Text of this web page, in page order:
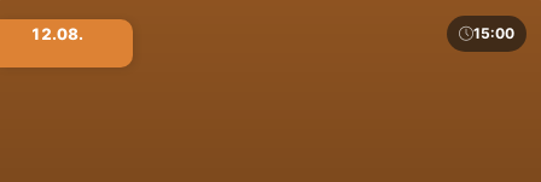
12.08. 15:00